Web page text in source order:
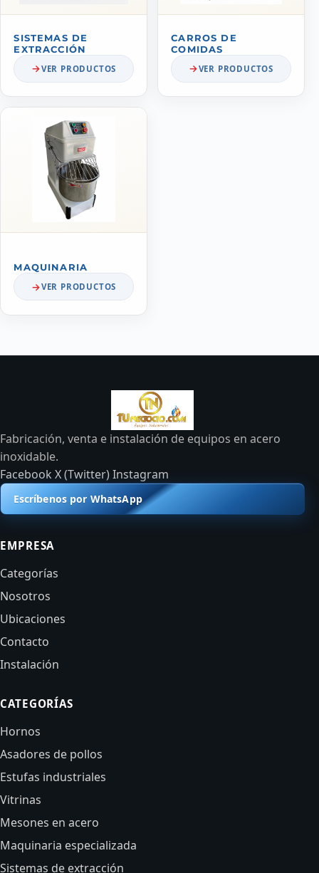
SISTEMAS DE
EXTRACCIÓN
VER PRODUCTOS
CARROS DE
COMIDAS
VER PRODUCTOS
MAQUINARIA
VER PRODUCTOS
Fabricación, venta e instalación de equipos en acero
inoxidable.
FacebookX (Twitter)Instagram
Escríbenos por WhatsApp
EMPRESA
Categorías
Nosotros
Ubicaciones
Contacto
Instalación
CATEGORÍAS
Hornos
Asadores de pollos
Estufas industriales
Vitrinas
Mesones en acero
Maquinaria especializada
Sistemas de extracción